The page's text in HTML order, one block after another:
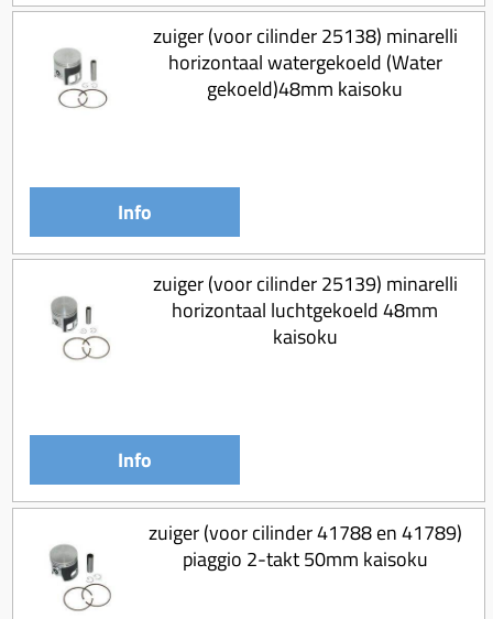
Uitlaat bocht
Radiateur (delen)
Variorolsets
Pulley
Variateur (delen)
Variokit
Voor tandwielen
Tomos opvoeren (kits)
Koppeling compleet
Koppeling trekveer
Ketting / tandwiel
Remsegmenten
Remklauw (delen)
Remschijven
Voorvork
Wiel (delen)
Zadel
Standaard
Kickstart (delen)
Voordragers
Windschermen
Accessoires overig
Speednut
zuiger (voor cilinder 25138) minarelli
horizontaal watergekoeld (Water
gekoeld)48mm kaisoku
Info
zuiger (voor cilinder 25139) minarelli
horizontaal luchtgekoeld 48mm
kaisoku
Info
zuiger (voor cilinder 41788 en 41789)
piaggio 2-takt 50mm kaisoku